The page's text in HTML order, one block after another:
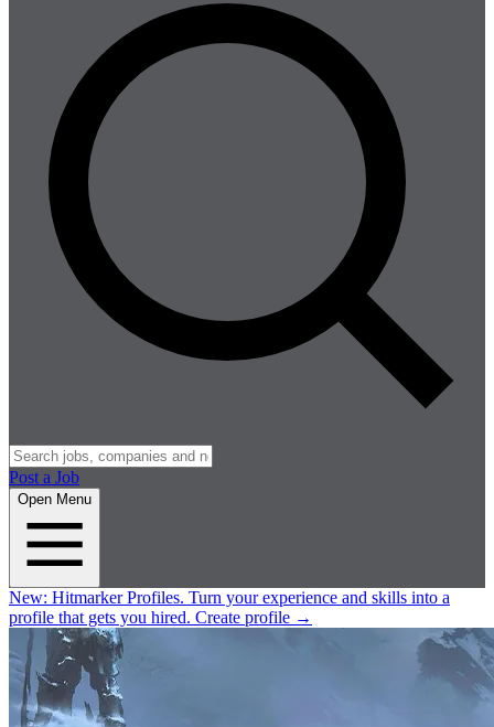
Post a Job
Open Menu
New: Hitmarker Profiles. Turn your experience and skills into a
profile that gets you hired. Create profile →